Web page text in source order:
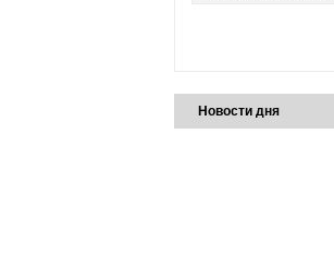
Новости дня